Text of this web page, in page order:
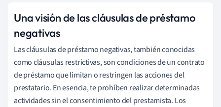
Una visión de las cláusulas de préstamo
negativas
Las cláusulas de préstamo negativas, también conocidas
como cláusulas restrictivas, son condiciones de un contrato
de préstamo que limitan o restringen las acciones del
prestatario. En esencia, te prohíben realizar determinadas
actividades sin el consentimiento del prestamista. Los